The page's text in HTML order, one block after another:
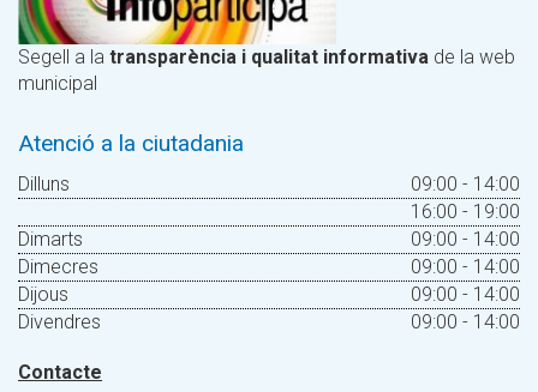
Segell a la transparència i qualitat informativa de la web
municipal
Atenció a la ciutadania
Dilluns
09:00 - 14:00
16:00 - 19:00
Dimarts
09:00 - 14:00
Dimecres
09:00 - 14:00
Dijous
09:00 - 14:00
Divendres
09:00 - 14:00
Contacte